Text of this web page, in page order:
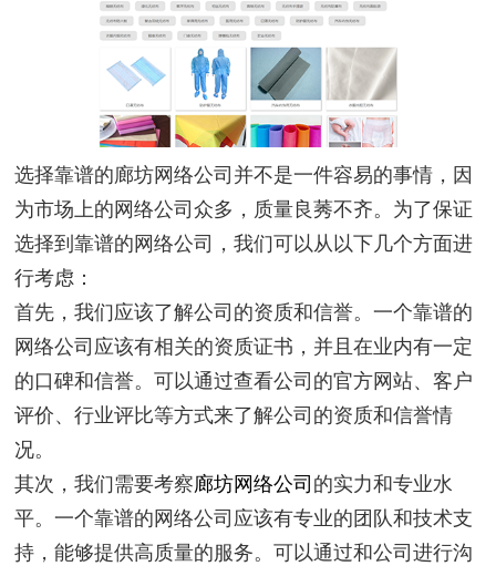
选择靠谱的廊坊网络公司并不是一件容易的事情，因
为市场上的网络公司众多，质量良莠不齐。为了保证
选择到靠谱的网络公司，我们可以从以下几个方面进
行考虑：
首先，我们应该了解公司的资质和信誉。一个靠谱的
网络公司应该有相关的资质证书，并且在业内有一定
的口碑和信誉。可以通过查看公司的官方网站、客户
评价、行业评比等方式来了解公司的资质和信誉情
况。
其次，我们需要考察廊坊网络公司 的实力和专业水
平。一个靠谱的网络公司应该有专业的团队和技术支
持，能够提供高质量的服务。可以通过和公司进行沟